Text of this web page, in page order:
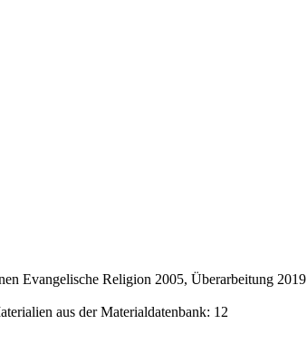
Evangelische Religion 2005, Überarbeitung 2019
aus der Materialdatenbank: 12